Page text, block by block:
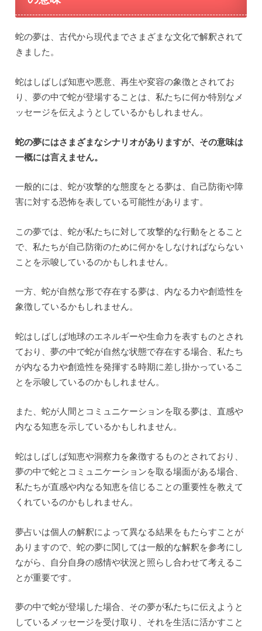
蛇の夢は、古代から現代までさまざまな文化で解釈されて
きました。
蛇はしばしば知恵や悪意、再生や変容の象徴とされてお
り、夢の中で蛇が登場することは、私たちに何か特別なメ
ッセージを伝えようとしているかもしれません。
蛇の夢にはさまざまなシナリオがありますが、その意味は
一概には言えません。
一般的には、蛇が攻撃的な態度をとる夢は、自己防衛や障
害に対する恐怖を表している可能性があります。
この夢では、蛇が私たちに対して攻撃的な行動をとること
で、私たちが自己防衛のために何かをしなければならない
ことを示唆しているのかもしれません。
一方、蛇が自然な形で存在する夢は、内なる力や創造性を
象徴しているかもしれません。
蛇はしばしば地球のエネルギーや生命力を表すものとされ
ており、夢の中で蛇が自然な状態で存在する場合、私たち
が内なる力や創造性を発揮する時期に差し掛かっているこ
とを示唆しているのかもしれません。
また、蛇が人間とコミュニケーションを取る夢は、直感や
内なる知恵を示しているかもしれません。
蛇はしばしば知恵や洞察力を象徴するものとされており、
夢の中で蛇とコミュニケーションを取る場面がある場合、
私たちが直感や内なる知恵を信じることの重要性を教えて
くれているのかもしれません。
夢占いは個人の解釈によって異なる結果をもたらすことが
ありますので、蛇の夢に関しては一般的な解釈を参考にし
ながら、自分自身の感情や状況と照らし合わせて考えるこ
とが重要です。
夢の中で蛇が登場した場合、その夢が私たちに伝えようと
しているメッセージを受け取り、それを生活に活かすこと